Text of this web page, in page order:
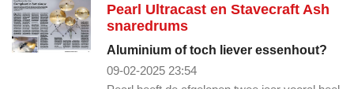
Pearl Ultracast en Stavecraft Ash
snaredrums
Aluminium of toch liever essenhout?
09-02-2025 23:54